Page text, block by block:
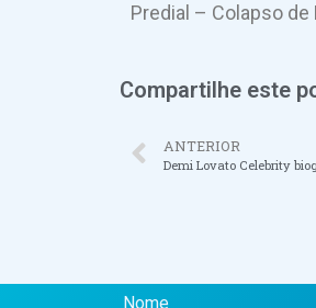
Predial – Colapso de
Compartilhe este
ANTERIOR
Nome